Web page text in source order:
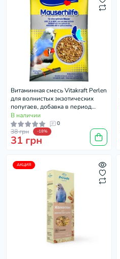
Витаминная смесь Vitakraft Perlen
для волнистых экзотических
попугаев, добавка в период
линьки, 20 г
В наличии
0
38 грн -18%
31 грн
АКЦИЯ